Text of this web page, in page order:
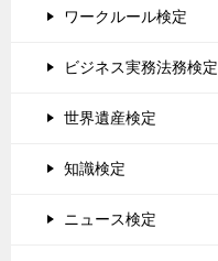
ワークルール検定
ビジネス実務法務検定
世界遺産検定
知識検定
ニュース検定